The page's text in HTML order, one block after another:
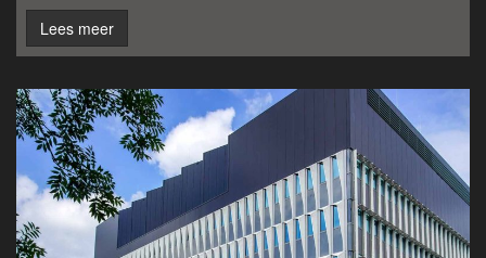
Lees meer